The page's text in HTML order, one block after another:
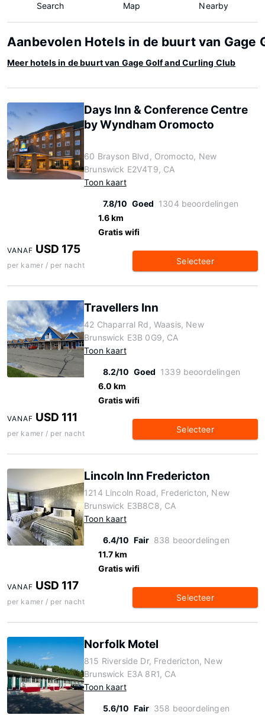
Search Map Nearby
Aanbevolen Hotels in de buurt van Gage
Meer hotels in de buurt van Gage Golf and Curling Club
Days Inn & Conference Centre
by Wyndham Oromocto
60 Brayson Blvd, Oromocto, New
Brunswick E2V4T9, CA
Toon kaart
7.8/10 Goed 1304 beoordelingen
1.6 km
Gratis wifi
VANAF USD 175
per kamer / per nacht Selecteer
Travellers Inn
42 Chaparral Rd, Waasis, New
Brunswick E3B 0G9, CA
Toon kaart
8.2/10 Goed 1339 beoordelingen
6.0 km
Gratis wifi
VANAF USD 111
per kamer / per nacht Selecteer
Lincoln Inn Fredericton
1214 Lincoln Road, Fredericton, New
Brunswick E3B8C8, CA
Toon kaart
6.4/10 Fair 838 beoordelingen
11.7 km
Gratis wifi
VANAF USD 117
per kamer / per nacht Selecteer
Norfolk Motel
815 Riverside Dr, Fredericton, New
Brunswick E3A 8R1, CA
Toon kaart
5.6/10 Fair 358 beoordelingen